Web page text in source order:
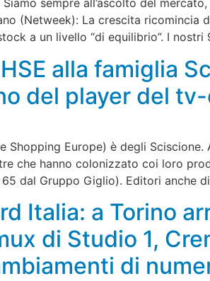
Siamo sempre all’ascolto del
(Netweek): La crescita
a un livello “di equilibrio”. I
alla famiglia
del player del
Shopping Europe) è degli
che hanno colonizzato coi loro
65 dal Gruppo Giglio). Editori anche
Italia: a Torino
di Studio 1,
di